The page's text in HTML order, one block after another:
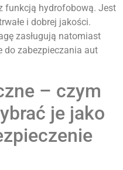
funkcją hydrofobową. Jest
i dobrej jakości.
zasługują natomiast
do zabezpieczania aut
– czym
je jako